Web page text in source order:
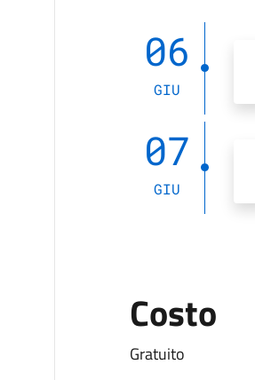
06
GIU
07
GIU
Costo
Gratuito